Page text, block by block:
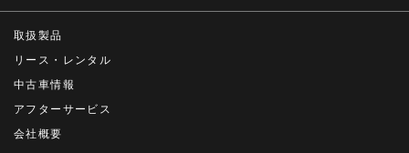
取扱製品
リース・レンタル
中古車情報
アフターサービス
会社概要